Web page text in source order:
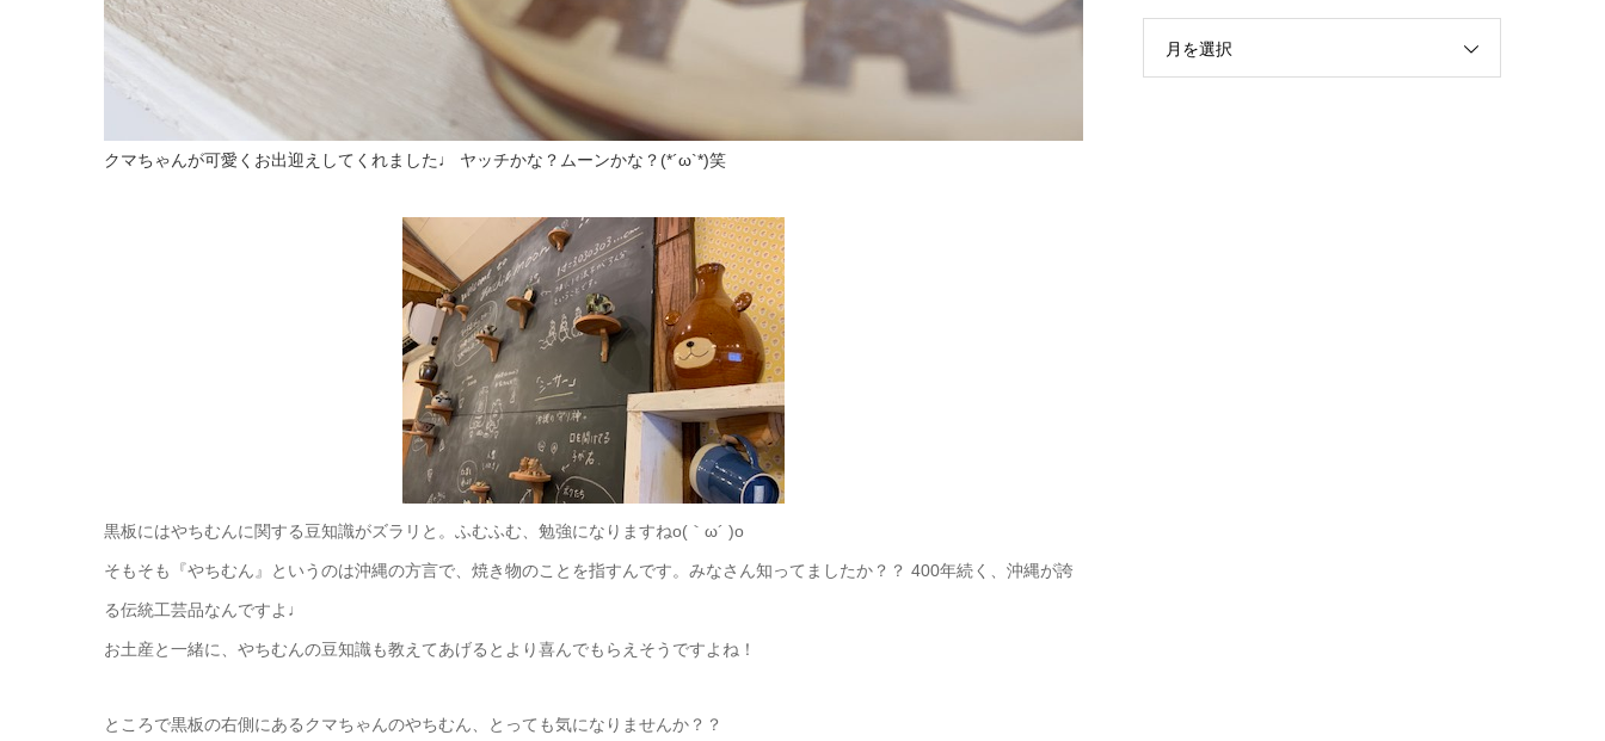
クマちゃんが可愛くお出迎えしてくれました♩ ヤッチかな？ムーンかな？(*´ω`*)笑
黒板にはやちむんに関する豆知識がズラリと。ふむふむ、勉強になりますねo(｀ω´ )o
そもそも『やちむん』というのは沖縄の方言で、焼き物のことを指すんです。みなさん知ってましたか？？ 400年続く、沖縄が誇
る伝統工芸品なんですよ♩
お土産と一緒に、やちむんの豆知識も教えてあげるとより喜んでもらえそうですよね！
ところで黒板の右側にあるクマちゃんのやちむん、とっても気になりませんか？？
月を選択